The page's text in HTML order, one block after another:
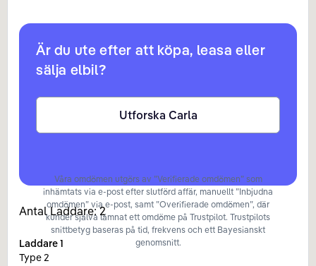
Är du ute efter att köpa, leasa eller
sälja elbil?
Utforska Carla
Våra omdömen utgörs av ”Verifierade omdömen” som
inhämtats via e-post efter slutförd affär, manuellt ”Inbjudna
omdömen” via e-post, samt ”Overifierade omdömen”, där
kunder själva lämnat ett omdöme på Trustpilot. Trustpilots
snittbetyg baseras på tid, frekvens och ett Bayesianskt
genomsnitt.
Antal Laddare:2
Laddare1
Type 2